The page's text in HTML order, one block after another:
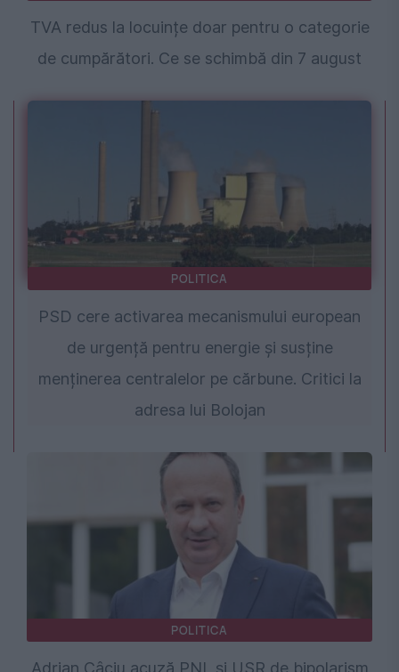
TVA redus la locuințe doar pentru o categorie
de cumpărători. Ce se schimbă din 7 august
POLITICA
PSD cere activarea mecanismului european
de urgență pentru energie și susține
menținerea centralelor pe cărbune. Critici la
adresa lui Bolojan
POLITICA
Adrian Câciu acuză PNL și USR de bipolarism